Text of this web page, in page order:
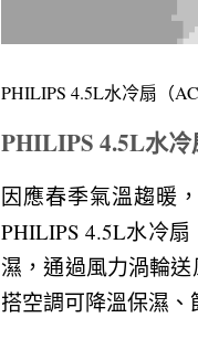
PHILIPS 4.5L水冷扇（
PHILIPS 4.5L水
因應春季氣溫趨暖
PHILIPS 4.5L水冷
濕，通過風力渦輪
搭空調可降溫保濕、